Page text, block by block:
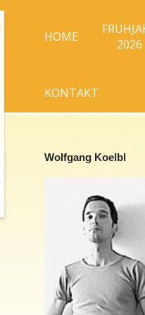
HOME
2026
KONTAKT
Wolfgang Koelbl